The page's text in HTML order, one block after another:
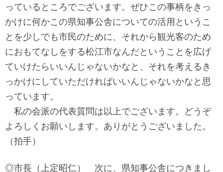
っているところでございます。ぜひこの事柄をきっ
かけに何かこの県知事公舎についての活用というこ
とを少しでも市民のために、それから観光客のため
におもてなしをする松江市なんだということを広げ
ていけたらいいんじゃないかなと、それを考えるき
っかけにしていただければいいんじゃないかなと思
っています。
私の会派の代表質問は以上でございます。どうぞ
よろしくお願いします。ありがとうございました。
（拍手）
◎市長（上定昭仁） 次に、県知事公舎につきまし